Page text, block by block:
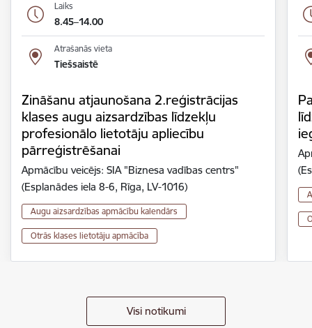
Laiks
8.45–14.00
Atrašanās vieta
Tiešsaistē
Zināšanu atjaunošana 2.reģistrācijas
klases augu aizsardzības līdzekļu
profesionālo lietotāju apliecību
pārreģistrēšanai
Apmācību veicējs: SIA "Biznesa vadības centrs"
(Esplanādes iela 8-6, Rīga, LV-1016)
Augu aizsardzības apmācību kalendārs
Otrās klases lietotāju apmācība
Visi notikumi